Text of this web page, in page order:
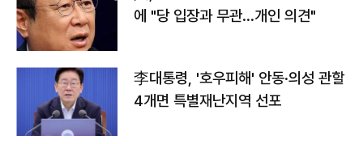
에 "당 입장과 무관…개인 의견"
李대통령, '호우피해' 안동·의성 관할
4개면 특별재난지역 선포